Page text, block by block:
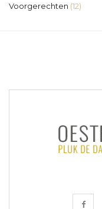
Voorgerechten (12)